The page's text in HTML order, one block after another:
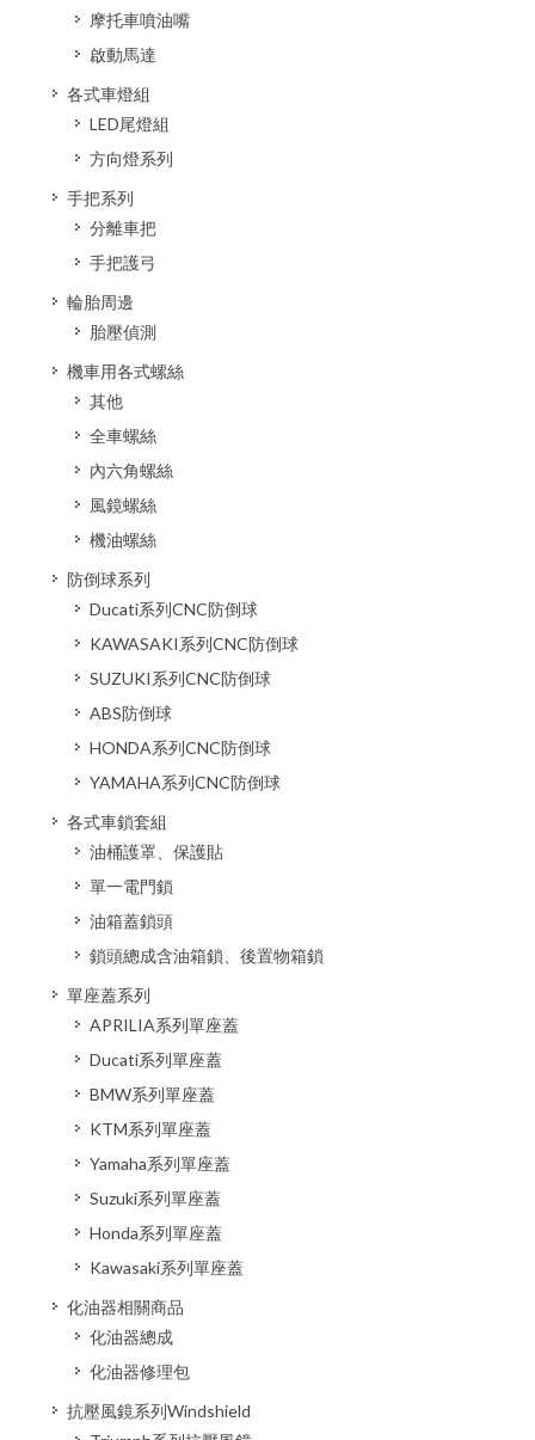
摩托車噴油嘴
啟動馬達
各式車燈組
LED尾燈組
方向燈系列
手把系列
分離車把
手把護弓
輪胎周邊
胎壓偵測
機車用各式螺絲
其他
全車螺絲
內六角螺絲
風鏡螺絲
機油螺絲
防倒球系列
Ducati系列CNC防倒球
KAWASAKI系列CNC防倒球
SUZUKI系列CNC防倒球
ABS防倒球
HONDA系列CNC防倒球
YAMAHA系列CNC防倒球
各式車鎖套組
油桶護罩、保護貼
單一電門鎖
油箱蓋鎖頭
鎖頭總成含油箱鎖、後置物箱鎖
單座蓋系列
APRILIA系列單座蓋
Ducati系列單座蓋
BMW系列單座蓋
KTM系列單座蓋
Yamaha系列單座蓋
Suzuki系列單座蓋
Honda系列單座蓋
Kawasaki系列單座蓋
化油器相關商品
化油器總成
化油器修理包
抗壓風鏡系列Windshield